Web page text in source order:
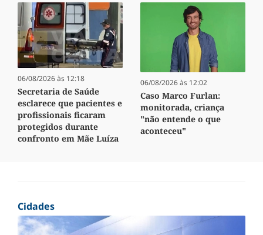
06/08/2026 às 12:18
Secretaria de Saúde
esclarece que pacientes e
profissionais ficaram
protegidos durante
confronto em Mãe Luíza
06/08/2026 às 12:02
Caso Marco Furlan:
monitorada, criança
"não entende o que
aconteceu"
Cidades